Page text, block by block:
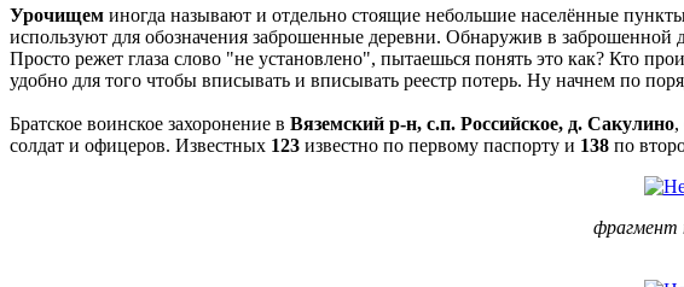
Урочищем иногда называют и отдельно стоящие небольшие населённые
используют для обозначения заброшенные деревни. Обнаружив в заброшенной
Просто режет глаза слово "не установлено", пытаешься понять это как? Кто
удобно для того чтобы вписывать и вписывать реестр потерь. Ну начнем по
Братское воинское захоронение в Вяземский р-н, с.п. Российское, д. Сакулино,
солдат и офицеров. Известных 123 известно по первому паспорту и 138 по
фрагмент